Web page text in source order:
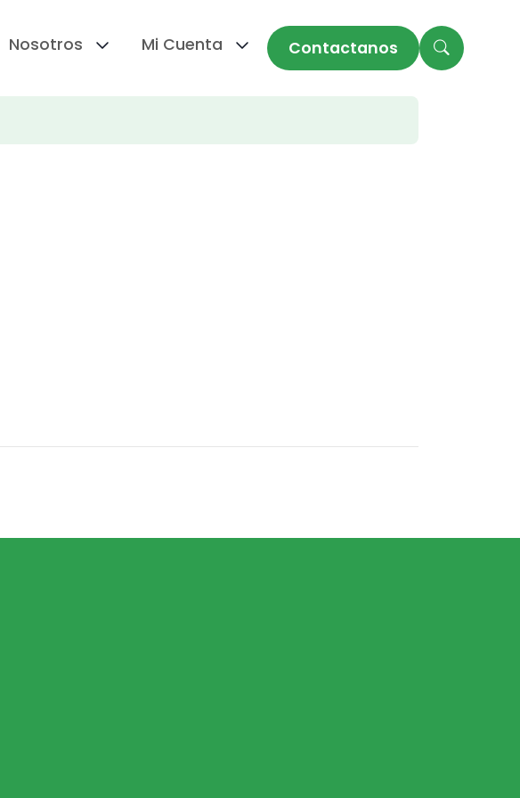
Nosotros Mi Cuenta Contactanos